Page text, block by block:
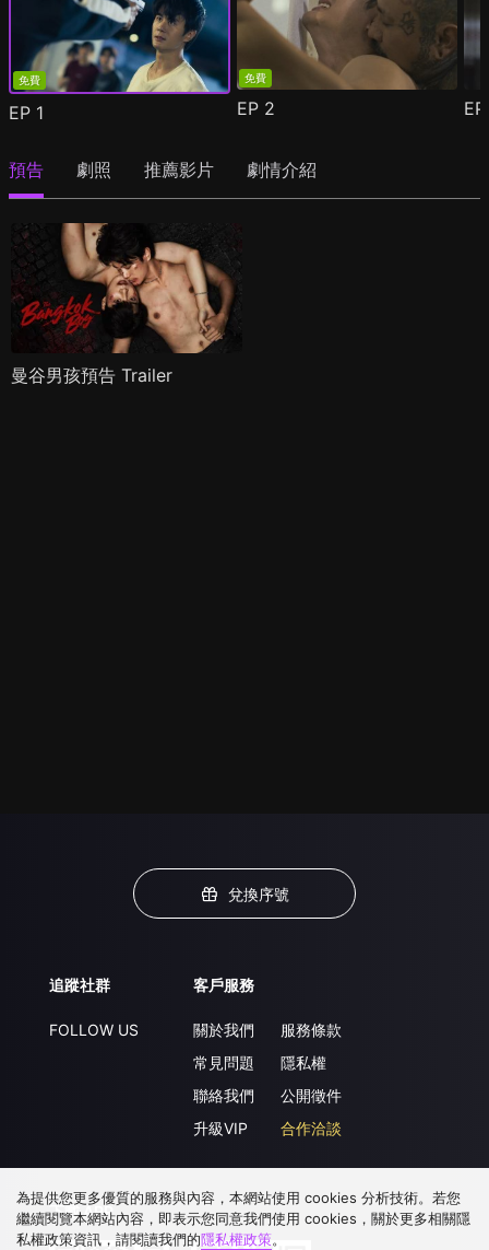
免費
EP 1
免費
EP 2
預告 劇照 推薦影片 劇情介紹
曼谷男孩預告 Trailer
兌換序號
追蹤社群
FOLLOW US
客戶服務
關於我們
常見問題
聯絡我們
升級VIP
服務條款
隱私權
公開徵件
合作洽談
下載 APP
為提供您更多優質的服務與內容，本網站使用 cookies 分析技術。若您
繼續閱覽本網站內容，即表示您同意我們使用 cookies，關於更多相關隱
私權政策資訊，請閱讀我們的隱私權政策。